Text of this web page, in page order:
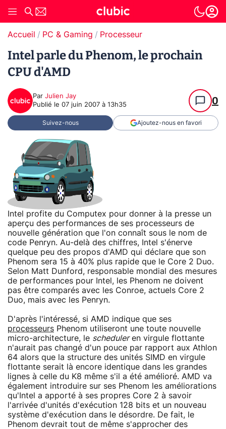
Accueil PC & Gaming Processeur
Intel parle du Phenom, le prochain
CPU d'AMD
Par Julien Jay
Publié le 07 juin 2007 à 13h35 0
Suivez-nous Ajoutez-nous en favori
Intel profite du Computex pour donner à la presse un
aperçu des performances de ses processeurs de
nouvelle génération que l'on connaît sous le nom de
code Penryn. Au-delà des chiffres, Intel s'énerve
quelque peu des propos d'AMD qui déclare que son
Phenom sera 15 à 40% plus rapide que le Core 2 Duo.
Selon Matt Dunford, responsable mondial des mesures
de performances pour Intel, les Phenom ne doivent
pas être comparés avec les Conroe, actuels Core 2
Duo, mais avec les Penryn.
D'après l'intéressé, si AMD indique que ses
processeurs Phenom utiliseront une toute nouvelle
micro-architecture, le scheduleren virgule flottante
n'aurait pas changé d'un pouce par rapport aux Athlon
64 alors que la structure des unités SIMD en virgule
flottante serait là encore identique dans les grandes
lignes à celle du K8 même s'il a été amélioré. AMD va
également introduire sur ses Phenom les améliorations
qu'Intel a apporté à ses propres Core 2 à savoir
l'arrivée d'unités d'exécution 128 bits et un nouveau
système d'exécution dans le désordre. De fait, le
Phenom devrait tout de même s'approcher des